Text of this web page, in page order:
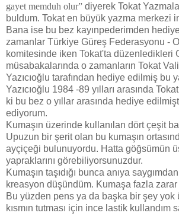
gayet memduh olur” diyerek Tokat
buldum. Tokat en büyük yazma merkezi
Bana ise bu bez kayınpederimden
zamanlar Türkiye Güreş Federasyonu -
komitesinde iken Tokat'ta düzenledikleri
müsabakalarında o zamanların Tokat
Yazıcıoğlu tarafından hediye edilmiş bu
Yazıcıoğlu 1984 -89 yılları arasında
ki bu bez o yıllar arasında hediye
ediyorum.
Kumaşın üzerinde kullanılan dört çeşit
Upuzun bir şerit olan bu kumaşın
ayçiçeği bulunuyordu. Hatta göğsümün
yapraklarını görebiliyorsunuzdur.
Kumaşın taşıdığı bunca anıya
kreasyon düşündüm. Kumaşa fazla
Bu yüzden pens ya da başka bir şey yok
kısmın tutması için ince lastik kullandım